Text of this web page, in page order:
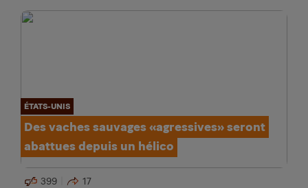
ÉTATS-UNIS
Des vaches sauvages «agressives» seront
abattues depuis un hélico
399 17